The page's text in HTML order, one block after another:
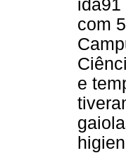
ida91
com
e